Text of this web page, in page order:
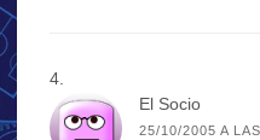
El Socio
25/10/2005 A